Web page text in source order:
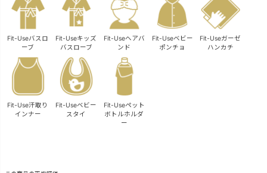
Fit-Useバスロ
ーブ
Fit-Useキッズ
バスローブ
Fit-Useヘアバ
ンド
Fit-Useベビー
ポンチョ
Fit-Useガーゼ
ハンカチ
Fit-Use汗取り
インナー
Fit-Useベビー
スタイ
Fit-Useペット
ボトルホルダ
ー